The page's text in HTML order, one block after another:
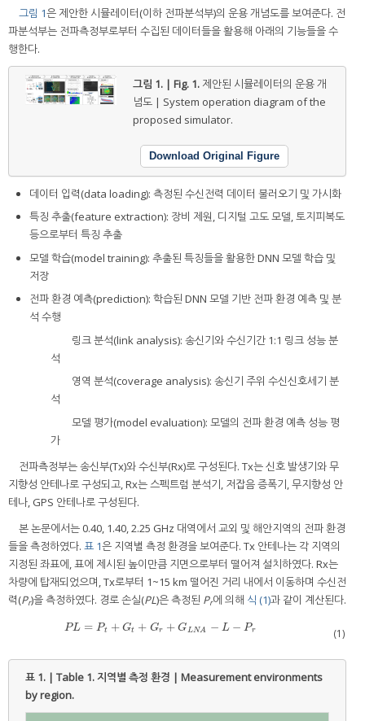
그림 1은 제안한 시뮬레이터(이하 전파분석부)의 운용 개념도를 보여준다. 전
파분석부는 전파측정부로부터 수집된 데이터들을 활용해 아래의 기능들을 수
행한다.
그림 1. | Fig. 1. 제안된 시뮬레이터의 운용 개
념도 | System operation diagram of the
proposed simulator.
Download Original Figure
데이터 입력(data loading): 측정된 수신전력 데이터 불러오기 및 가시화
특징 추출(feature extraction): 장비 제원, 디지털 고도 모델, 토지피복도
등으로부터 특징 추출
모델 학습(model training): 추출된 특징들을 활용한 DNN 모델 학습 및
저장
전파 환경 예측(prediction): 학습된 DNN 모델 기반 전파 환경 예측 및 분
석 수행
링크 분석(link analysis): 송신기와 수신기간 1:1 링크 성능 분
석
영역 분석(coverage analysis): 송신기 주위 수신신호세기 분
석
모델 평가(model evaluation): 모델의 전파 환경 예측 성능 평
가
전파측정부는 송신부(Tx)와 수신부(Rx)로 구성된다. Tx는 신호 발생기와 무
지향성 안테나로 구성되고, Rx는 스펙트럼 분석기, 저잡음 증폭기, 무지향성 안
테나, GPS 안테나로 구성된다.
본 논문에서는 0.40, 1.40, 2.25 GHz 대역에서 교외 및 해안지역의 전파 환경
들을 측정하였다. 표 1은 지역별 측정 환경을 보여준다. Tx 안테나는 각 지역의
지정된 좌표에, 표에 제시된 높이만큼 지면으로부터 떨어져 설치하였다. Rx는
차량에 탑재되었으며, Tx로부터 1~15 km 떨어진 거리 내에서 이동하며 수신전
력(Pr)을 측정하였다. 경로 손실(PL)은 측정된 Pr에 의해 식 (1)과 같이 계산된다.
PL = Pt + Gt + Gr + GLNA − L − Pr
P L=Pt+Gt+ Gr+ GLNA−L− Pr (1)
표 1. | Table 1.지역별 측정 환경 | Measurement environments
by region.